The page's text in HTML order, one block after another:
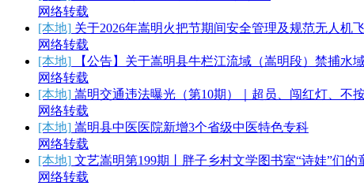
网络转载
[本地] 关于2026年嵩明火把节期间安全管理及规范无人机
网络转载
[本地]
【公告】关于嵩明县牛栏江流域（嵩明段）禁捕水
网络转载
[本地] 嵩明交通违法曝光（第10期）｜超员、闯红灯、不
网络转载
[本地] 嵩明县中医医院新增3个省级中医特色专科
网络转载
[本地] 文艺嵩明第199期丨胖子乡村文学图书室“诗娃”们的
网络转载